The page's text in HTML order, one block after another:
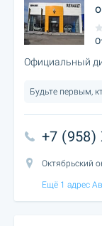
Официальный
Будьте первым,
+7 (958)
Октябрьский
Ещё 1 адрес